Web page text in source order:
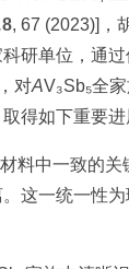
8, 67 (2023)]，
研单位，通
对AV₃Sb₅全
得如下重要进
料中一致的
这一统一性